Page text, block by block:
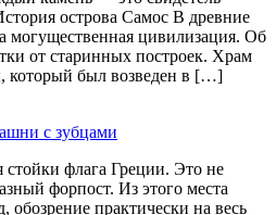
острова Самос В древние
могущественная цивилизация. Об
от старинных построек. Храм
который был возведен в […]
с зубцами
флага Греции. Это не
форпост. Из этого места
практически на весь